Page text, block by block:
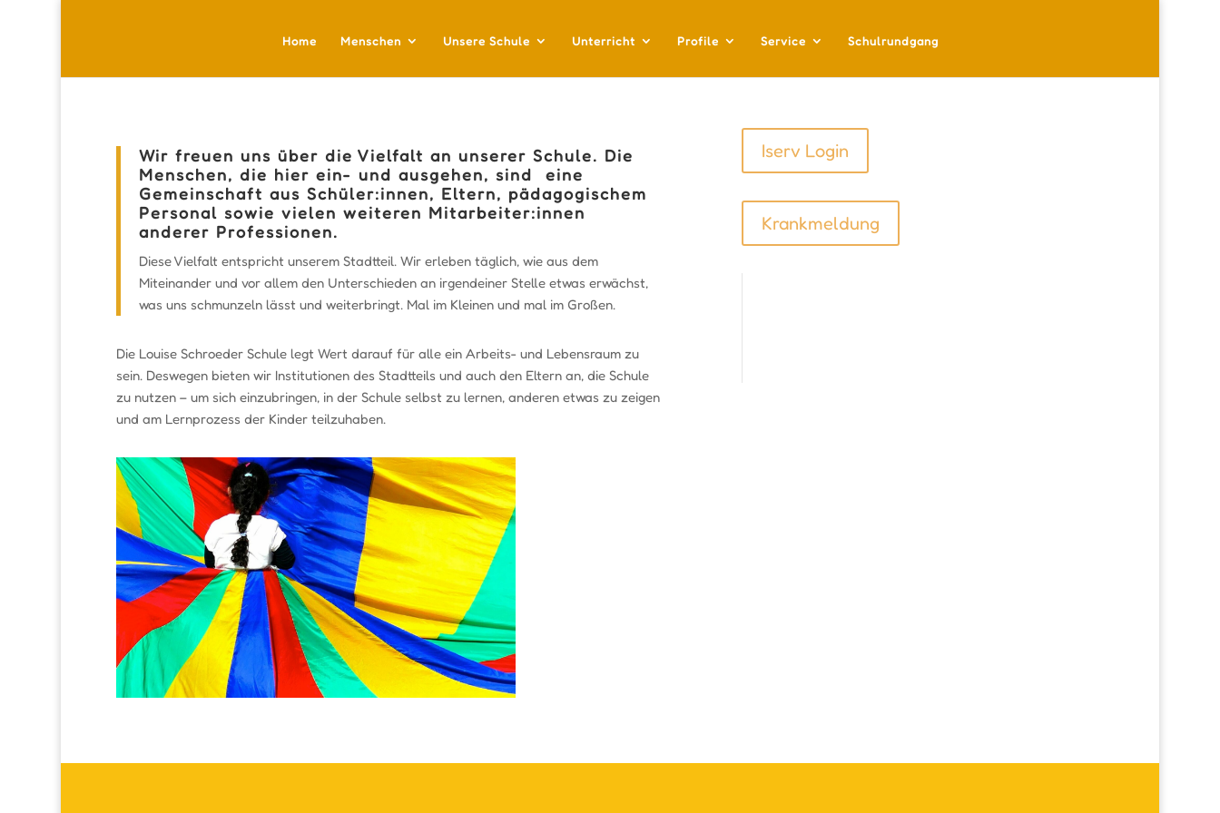
Home Menschen Unsere Schule Unterricht Profile Service Schulrundgang
Wir freuen uns über die Vielfalt an unserer Schule. Die
Menschen, die hier ein- und ausgehen, sind eine
Gemeinschaft aus Schüler:innen, Eltern, pädagogischem
Personal sowie vielen weiteren Mitarbeiter:innen
anderer Professionen.
Diese Vielfalt entspricht unserem Stadtteil. Wir erleben täglich, wie aus dem
Miteinander und vor allem den Unterschieden an irgendeiner Stelle etwas erwächst,
was uns schmunzeln lässt und weiterbringt. Mal im Kleinen und mal im Großen.
Die Louise Schroeder Schule legt Wert darauf für alle ein Arbeits- und Lebensraum zu
sein. Deswegen bieten wir Institutionen des Stadtteils und auch den Eltern an, die Schule
zu nutzen – um sich einzubringen, in der Schule selbst zu lernen, anderen etwas zu zeigen
und am Lernprozess der Kinder teilzuhaben.
Iserv Login
Krankmeldung